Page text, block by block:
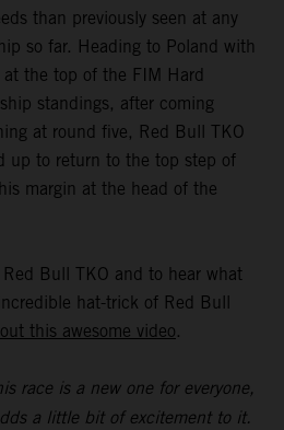
than previously seen at any
so far. Heading to Poland with
the top of the FIM Hard
standings, after coming
at round five, Red Bull TKO
up to return to the top step of
margin at the head of the
Bull TKO and to hear what
hat-trick of Red Bull
this awesome video.
race is a new one for everyone,
a little bit of excitement to it.